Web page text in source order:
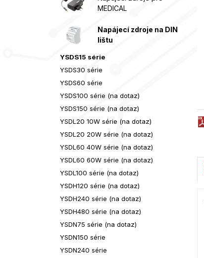
MEDICAL
Napájecí zdroje na DIN
lištu
YSDS15 série
YSDS30 série
YSDS60 série
YSDS100 série (na dotaz)
YSDS150 série (na dotaz)
YSDL20 10W série (na dotaz)
YSDL20 20W série (na dotaz)
YSDL60 40W série (na dotaz)
YSDL60 60W série (na dotaz)
YSDL100 série (na dotaz)
YSDH120 série (na dotaz)
YSDH240 série (na dotaz)
YSDH480 série (na dotaz)
YSDN75 série (na dotaz)
YSDN150 série
YSDN240 série